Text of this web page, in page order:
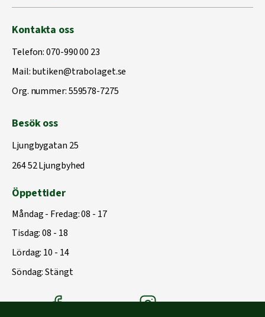
Kontakta oss
Telefon:070-990 00 23
Mail:butiken@trabolaget.se
Org. nummer: 559578-7275
Besök oss
Ljungbygatan 25
264 52 Ljungbyhed
Öppettider
Måndag - Fredag: 08 - 17
Tisdag: 08 - 18
Lördag: 10 - 14
Söndag: Stängt